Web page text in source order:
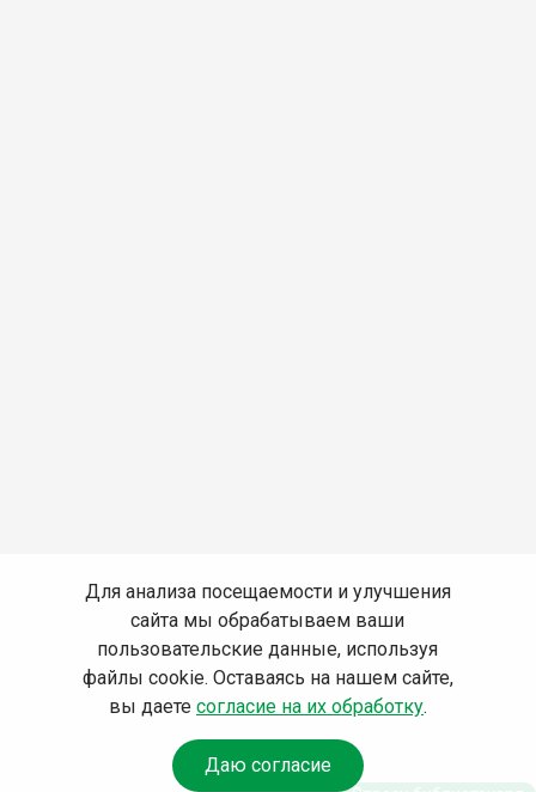
Для анализа посещаемости и улучшения
сайта мы обрабатываем ваши
пользовательские данные, используя
файлы cookie. Оставаясь на нашем сайте,
вы даете согласие на их обработку.
Даю согласие